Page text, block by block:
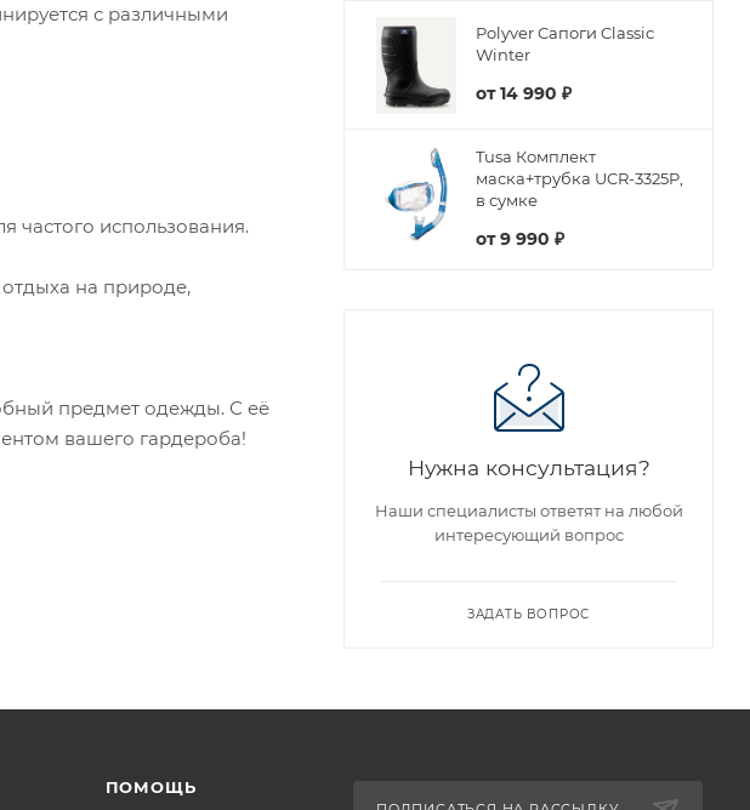
с различными
частого использования.
на природе,
предмет одежды. С её
вашего гардероба!
Polyver Сапоги Classic
Winter
от14 990 ₽
Tusa Комплект
маска+трубка UCR-3325P,
в сумке
от9 990 ₽
Нужна консультация?
Наши специалисты ответят на любой
интересующий вопрос
ЗАДАТЬ ВОПРОС
ПОМОЩЬ